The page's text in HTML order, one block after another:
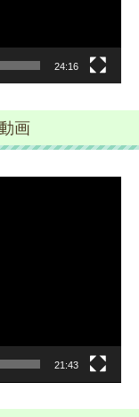
24:16
画
21:43